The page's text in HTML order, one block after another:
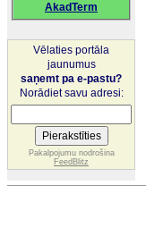
AkadTerm
Vēlaties portāla
jaunumus
saņemt pa e-pastu?
Norādiet savu adresi:
Pakalpojumu nodrošina
FeedBlitz